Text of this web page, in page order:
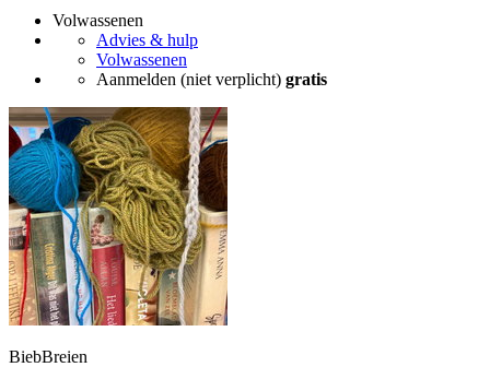
Volwassenen
Advies & hulp
Volwassenen
Aanmelden (niet verplicht) gratis
BiebBreien